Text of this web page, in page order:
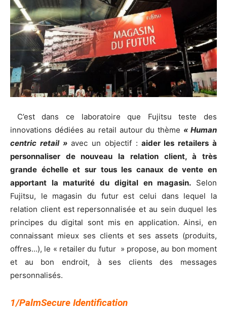
C’est dans ce laboratoire que Fujitsu teste des
innovations dédiées au retail autour du thème « Human
centric retail »avec un objectif : aider les retailers à
personnaliser de nouveau la relation client, à très
grande échelle et sur tous les canaux de vente en
apportant la maturité du digital en magasin. Selon
Fujitsu, le magasin du futur est celui dans lequel la
relation client est repersonnalisée et au sein duquel les
principes du digital sont mis en application. Ainsi, en
connaissant mieux ses clients et ses assets (produits,
offres…), le « retailer du futur » propose, au bon moment
et au bon endroit, à ses clients des messages
personnalisés.
1/PalmSecure Identification